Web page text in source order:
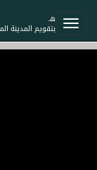
هـ
بتقويم المدينة